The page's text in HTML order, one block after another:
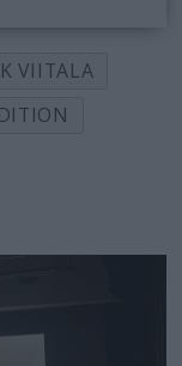
VIITALA